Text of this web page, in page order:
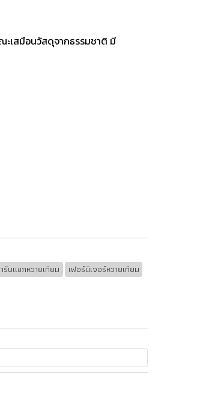
เสมือนวัสดุจากธรรมชาติ มี
รับแขกหวายเทียม
เฟอร์นิเจอร์หวายเทียม